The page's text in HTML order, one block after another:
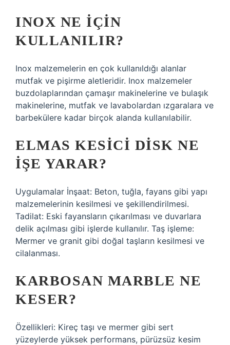
INOX NE IÇIN
KULLANILIR?
Inox malzemelerin en çok kullanıldığı alanlar
mutfak ve pişirme aletleridir. Inox malzemeler
buzdolaplarından çamaşır makinelerine ve bulaşık
makinelerine, mutfak ve lavabolardan ızgaralara ve
barbekülere kadar birçok alanda kullanılabilir.
ELMAS KESICI DISK NE
IŞE YARAR?
Uygulamalar İnşaat: Beton, tuğla, fayans gibi yapı
malzemelerinin kesilmesi ve şekillendirilmesi.
Tadilat: Eski fayansların çıkarılması ve duvarlara
delik açılması gibi işlerde kullanılır. Taş işleme:
Mermer ve granit gibi doğal taşların kesilmesi ve
cilalanması.
KARBOSAN MARBLE NE
KESER?
Özellikleri: Kireç taşı ve mermer gibi sert
yüzeylerde yüksek performans, pürüzsüz kesim